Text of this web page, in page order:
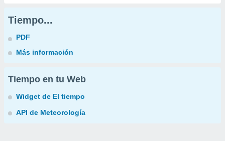
Tiempo...
PDF
Más información
Tiempo en tu Web
Widget de El tiempo
API de Meteorología